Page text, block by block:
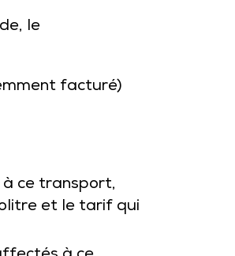
le
facturé)
ce transport,
et le tarif qui